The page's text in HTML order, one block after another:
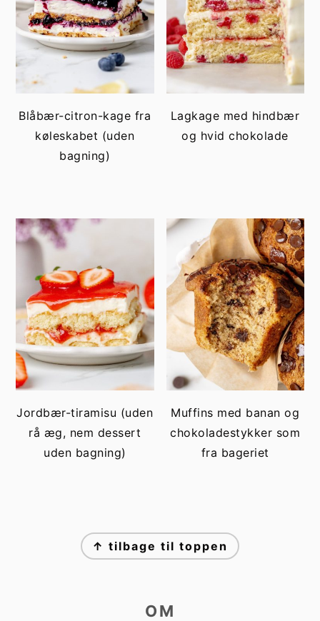
Blåbær-citron-kage fra
køleskabet (uden
bagning)
Lagkage med hindbær
og hvid chokolade
Jordbær-tiramisu (uden
rå æg, nem dessert
uden bagning)
Muffins med banan og
chokoladestykker som
fra bageriet
↑ tilbage til toppen
OM